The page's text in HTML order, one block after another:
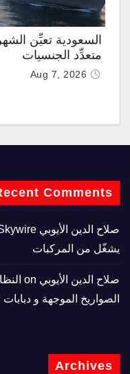
السعودية تعيِّن
متعدِّد الجنسيات
Aug 7, 2026
Comments
صلاح الدين الأيوبي
يشغّل من المركبات
صلاح الدين الأيوبي
الصواريخ الموجهة و دبابات
Archives